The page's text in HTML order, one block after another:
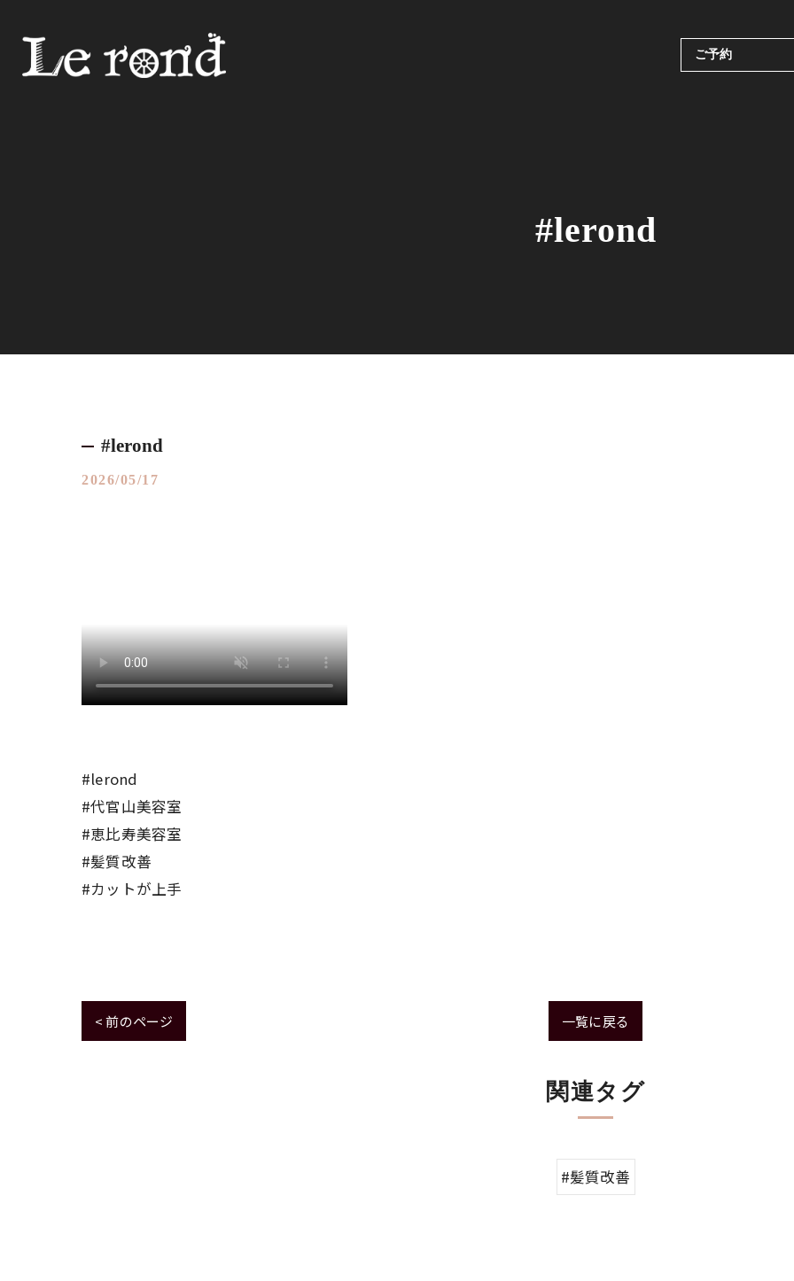
ご予約
#lerond
#lerond
2026/05/17
#lerond
#代官山美容室
#恵比寿美容室
#髪質改善
#カットが上手
< 前のページ 一覧に戻る
関連タグ
#髪質改善